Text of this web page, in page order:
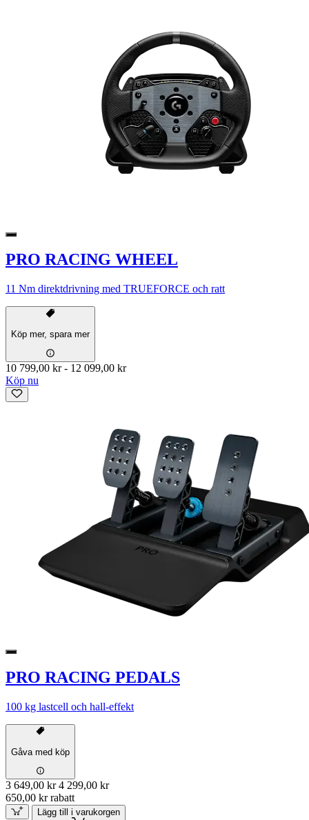
PRO RACING WHEEL
11 Nm direktdrivning med TRUEFORCE och ratt
Köp mer, spara mer
10 799,00 kr- 12 099,00 kr
Köp nu
PRO RACING PEDALS
100 kg lastcell och hall-effekt
Gåva med köp
3 649,00 kr 4 299,00 kr
650,00 kr rabatt
Lägg till i varukorgen